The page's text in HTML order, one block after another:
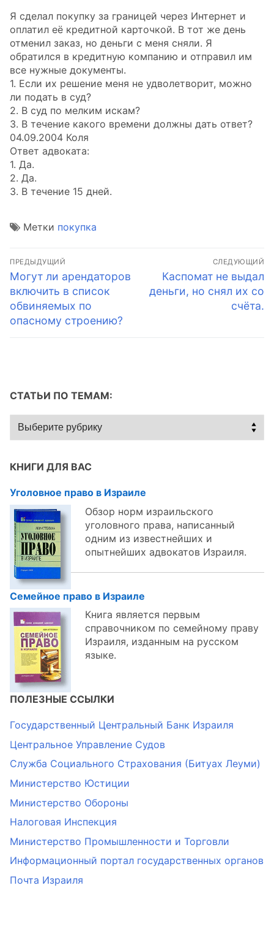
Я сделал покупку за границей через Интернет и
оплатил её кредитной карточкой. В тот же день
отменил заказ, но деньги с меня сняли. Я
обратился в кредитную компанию и отправил им
все нужные документы.
1. Если их решение меня не удволетворит, можно
ли подать в суд?
2. В суд по мелким искам?
3. В течение какого времени должны дать ответ?
04.09.2004 Коля
Ответ адвоката:
1. Да.
2. Да.
3. В течение 15 дней.
Метки покупка
Навигация
по
записям
ПРЕДЫДУЩИЙ
Предыдущая
запись:
Могут ли арендаторов
включить в список
обвиняемых по
опасному строению?
СЛЕДУЮЩИЙ
Следующая
запись:
Каспомат не выдал
деньги, но снял их со
счёта.
СТАТЬИ ПО ТЕМАМ:
Статьи
по
КНИГИ ДЛЯ ВАС
Уголовное право в Израиле
Обзор норм израильского
уголовного права, написанный
одним из известнейших и
опытнейших адвокатов Израиля.
Семейное право в Израиле
Книга является первым
справочником по семейному праву
Израиля, изданным на русском
языке.
ПОЛЕЗНЫЕ ССЫЛКИ
Государственный Центральный Банк Израиля
Центральное Управление Судов
Служба Социального Страхования (Битуах Леуми)
Министерство Юстиции
Министерство Обороны
Налоговая Инспекция
Министерство Промышленности и Торговли
Информационный портал государственных органов
Почта Израиля